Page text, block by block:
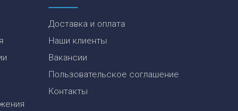
Доставка и оплата
Наши клиенты
Вакансии
Пользовательское соглашение
Контакты